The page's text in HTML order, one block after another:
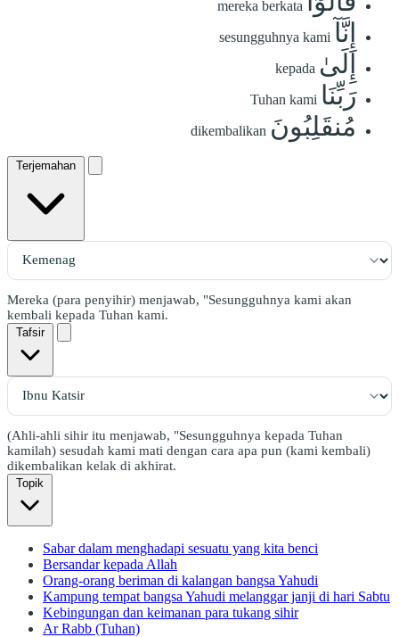
mereka berkata
إِنَّآ sesungguhnya kami
إِلَىٰ kepada
رَبِّنَا Tuhan kami
مُنقَلِبُونَ dikembalikan
Terjemahan
Mereka (para penyihir) menjawab, "Sesungguhnya kami akan
kembali kepada Tuhan kami.
Tafsir
(Ahli-ahli sihir itu menjawab, "Sesungguhnya kepada Tuhan
kamilah) sesudah kami mati dengan cara apa pun (kami kembali)
dikembalikan kelak di akhirat.
Topik
Sabar dalam menghadapi sesuatu yang kita benci
Bersandar kepada Allah
Orang-orang beriman di kalangan bangsa Yahudi
Kampung tempat bangsa Yahudi melanggar janji di hari Sabtu
Kebingungan dan keimanan para tukang sihir
Ar Rabb (Tuhan)